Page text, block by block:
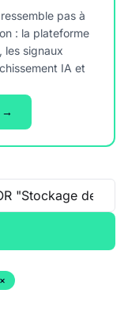
pas à
: la plateforme
les signaux
IA et
→
×